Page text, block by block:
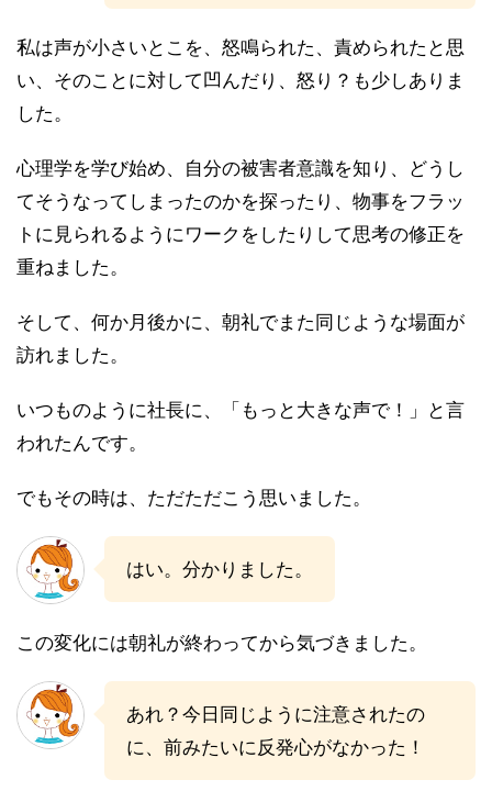
私は声が小さいとこを、怒鳴られた、責められたと思
い、そのことに対して凹んだり、怒り？も少しありま
した。
心理学を学び始め、自分の被害者意識を知り、どうし
てそうなってしまったのかを探ったり、物事をフラッ
トに見られるようにワークをしたりして思考の修正を
重ねました。
そして、何か月後かに、朝礼でまた同じような場面が
訪れました。
いつものように社長に、「もっと大きな声で！」と言
われたんです。
でもその時は、ただただこう思いました。
はい。分かりました。
この変化には朝礼が終わってから気づきました。
あれ？今日同じように注意されたの
に、前みたいに反発心がなかった！